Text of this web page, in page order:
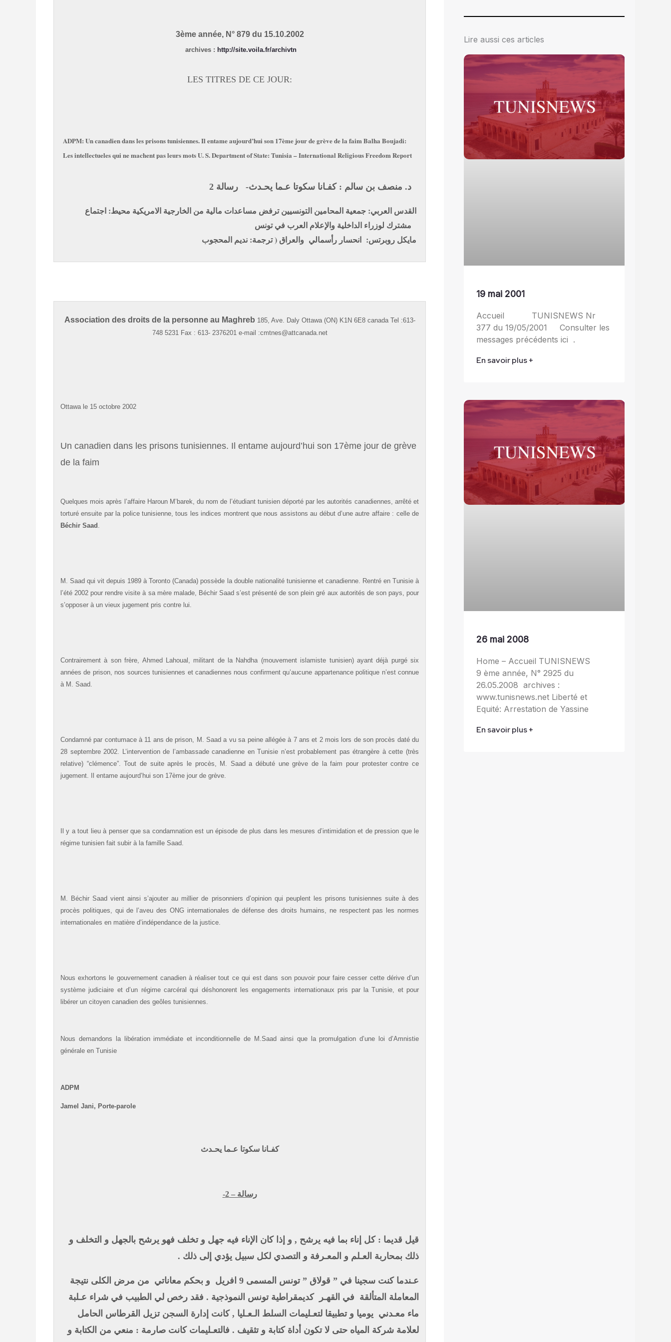
3ème année, N° 879 du 15.10.2002
archives : http://site.voila.fr/archivtn
LES TITRES DE CE JOUR:
ADPM: Un canadien dans les prisons tunisiennes. Il entame aujourd’hui son 17ème jour de grève de la faim Balha Boujadi:
Les intellectueles qui ne machent pas leurs motsU. S. Department of State: Tunisia – International Religious Freedom Report
د. منصف بن سالم : كفـانا سكوتا عـما يحـدث- رسالة 2
القدس العربي: جمعية المحامين التونسيين ترفض مساعدات مالية من الخارجية الامريكية محيط: اجتماع
مايكل روبرتس: انحسار رأسمالي والعراق ( ترجمة: نديم المحجوب
Association des droits de la personne au Maghreb 185, Ave. Daly Ottawa (ON) K1N 6E8 canada Tel :613-
748 5231 Fax : 613- 2376201 e-mail :cmtnes@attcanada.net
Ottawa le 15 octobre 2002
Un canadien dans les prisons tunisiennes. Il entame aujourd’hui son 17ème jour de grève
de la faim
Quelques mois après l’affaire Haroun M’barek, du nom de l’étudiant tunisien déporté par les autorités canadiennes, arrêté et
torturé ensuite par la police tunisienne, tous les indices montrent que nous assistons au début d’une autre affaire : celle de
Béchir Saad
M. Saad qui vit depuis 1989 à Toronto (Canada) possède la double nationalité tunisienne et canadienne. Rentré en Tunisie à
l’été 2002 pour rendre visite à sa mère malade, Béchir Saad s’est présenté de son plein gré aux autorités de son pays, pour
s’opposer à un vieux jugement pris contre lui.
Contrairement à son frère, Ahmed Lahoual, militant de la Nahdha (mouvement islamiste tunisien) ayant déjà purgé six
années de prison, nos sources tunisiennes et canadiennes nous confirment qu’aucune appartenance politique n’est connue
à M. Saad.
Condamné par contumace à 11 ans de prison, M. Saad a vu sa peine allégée à 7 ans et 2 mois lors de son procès daté du
28 septembre 2002. L’intervention de l’ambassade canadienne en Tunisie n’est probablement pas étrangère à cette (très
relative) “clémence”. Tout de suite après le procès, M. Saad a débuté une grève de la faim pour protester contre ce
jugement. Il entame aujourd’hui son 17ème jour de grève.
Il y a tout lieu à penser que sa condamnation est un épisode de plus dans les mesures d’intimidation et de pression que le
régime tunisien fait subir à la famille Saad.
M. Béchir Saad vient ainsi s’ajouter au millier de prisonniers d’opinion qui peuplent les prisons tunisiennes suite à des
procès politiques, qui de l’aveu des ONG internationales de défense des droits humains, ne respectent pas les normes
internationales en matière d’indépendance de la justice.
Nous exhortons le gouvernement canadien à réaliser tout ce qui est dans son pouvoir pour faire cesser cette dérive d’un
système judiciaire et d’un régime carcéral qui déshonorent les engagements internationaux pris par la Tunisie, et pour
libérer un citoyen canadien des geôles tunisiennes.
Nous demandons la libération immédiate et inconditionnelle de M.Saad ainsi que la promulgation d’une loi d’Amnistie
générale en Tunisie
ADPM
Jamel Jani, Porte-parole
كفـانا سكوتا عـما يحـدث
رسالة – 2-
قيل قديما : كل إناء بما فيه يرشح , و إذا كان الإناء فيه جهل و تخلف فهو يرشح بالجهل و التخلف و
ذلك بمحاربة العـلم و المعـرفة و التصدي لكل سبيل يؤدي إلى ذلك .
عـندما كنت سجينا في ” قولاق ” تونس المسمى 9 افريل و بحكم معاناتي من مرض الكلى نتيجة
المعاملة المتألقة في القهـر
كديمقراطية تونس النموذجية . فقد رخص لي الطبيب في شراء عـلبة
ماء معـدني يوميا و تطبيقا لتعـليمات السلط الـعـليا , كانت إدارة السجن تزيل القرطاس الحامل
لعلامة شركة المياه حتى لا تكون أداةكتابة و تثقيف . فالتعـليمات كانت صارمة : منعي من الكتابة و
Lire aussi ces articles
19 mai 2001
Accueil TUNISNEWS Nr
377 du 19/05/2001 Consulter les
messages précédents ici .
En savoir plus +
26 mai 2008
Home – Accueil TUNISNEWS
9 ème année, N° 2925 du
26.05.2008 archives :
www.tunisnews.net Liberté et
Equité: Arrestation de Yassine
En savoir plus +